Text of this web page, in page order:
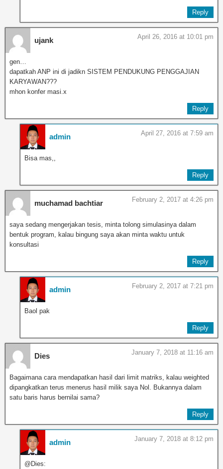
Reply
ujank April 26, 2016 at 10:01 pm
gen…
dapatkah ANP ini di jadikn SISTEM PENDUKUNG PENGGAJIAN
KARYAWAN???
mhon konfer masi.x
Reply
admin April 27, 2016 at 7:59 am
Bisa mas,,
Reply
muchamad bachtiar February 2, 2017 at 4:26 pm
saya sedang mengerjakan tesis, minta tolong simulasinya dalam
bentuk program, kalau bingung saya akan minta waktu untuk
konsultasi
Reply
admin February 2, 2017 at 7:21 pm
Baol pak
Reply
Dies January 7, 2018 at 11:16 am
Bagaimana cara mendapatkan hasil dari limit matriks, kalau weighted
dipangkatkan terus menerus hasil milik saya Nol. Bukannya dalam
satu baris harus bernilai sama?
Reply
admin January 7, 2018 at 8:12 pm
@Dies: